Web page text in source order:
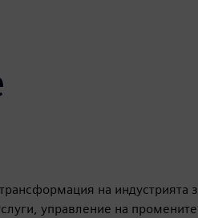
на
управление на